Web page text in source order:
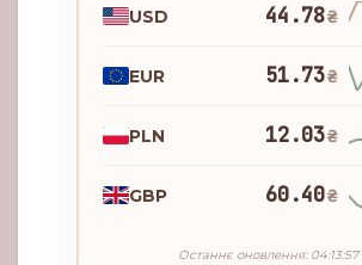
USD 44.78₴
EUR 51.73₴
PLN 12.03₴
GBP 60.40₴
Останнє оновлення: 04:13:57